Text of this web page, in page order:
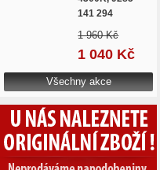
141 294
1 960 Kč
1 040 Kč
Všechny akce